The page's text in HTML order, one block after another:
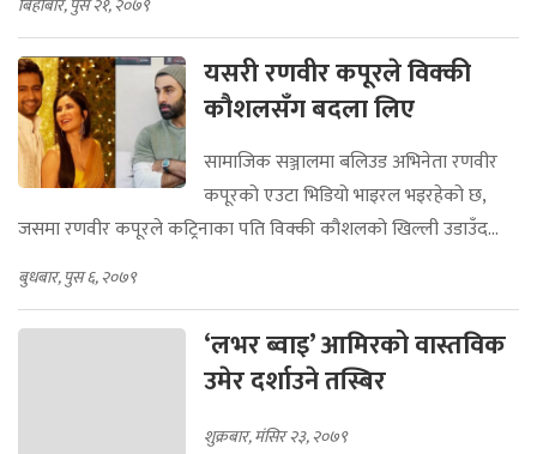
बिहीबार, पुस २१, २०७९
यसरी रणवीर कपूरले विक्की
कौशलसँग बदला लिए
सामाजिक सञ्जालमा बलिउड अभिनेता रणवीर
कपूरको एउटा भिडियो भाइरल भइरहेको छ,
जसमा रणवीर कपूरले कट्रिनाका पति विक्की कौशलको खिल्ली उडाउँद...
बुधबार, पुस ६, २०७९
‘लभर ब्वाइ’ आमिरको वास्तविक
उमेर दर्शाउने तस्बिर
शुक्रबार, मंसिर २३, २०७९